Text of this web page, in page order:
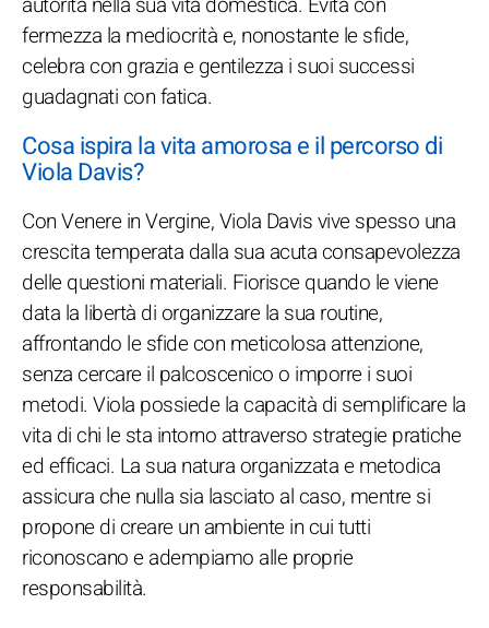
fermezza la mediocrità e, nonostante le sfide,
celebra con grazia e gentilezza i suoi successi
guadagnati con fatica.
Cosa ispira la vita amorosa e il percorso di
Viola Davis?
Con Venere in Vergine, Viola Davis vive spesso una
crescita temperata dalla sua acuta consapevolezza
delle questioni materiali. Fiorisce quando le viene
data la libertà di organizzare la sua routine,
affrontando le sfide con meticolosa attenzione,
senza cercare il palcoscenico o imporre i suoi
metodi. Viola possiede la capacità di semplificare la
vita di chi le sta intorno attraverso strategie pratiche
ed efficaci. La sua natura organizzata e metodica
assicura che nulla sia lasciato al caso, mentre si
propone di creare un ambiente in cui tutti
riconoscano e adempiamo alle proprie
responsabilità.